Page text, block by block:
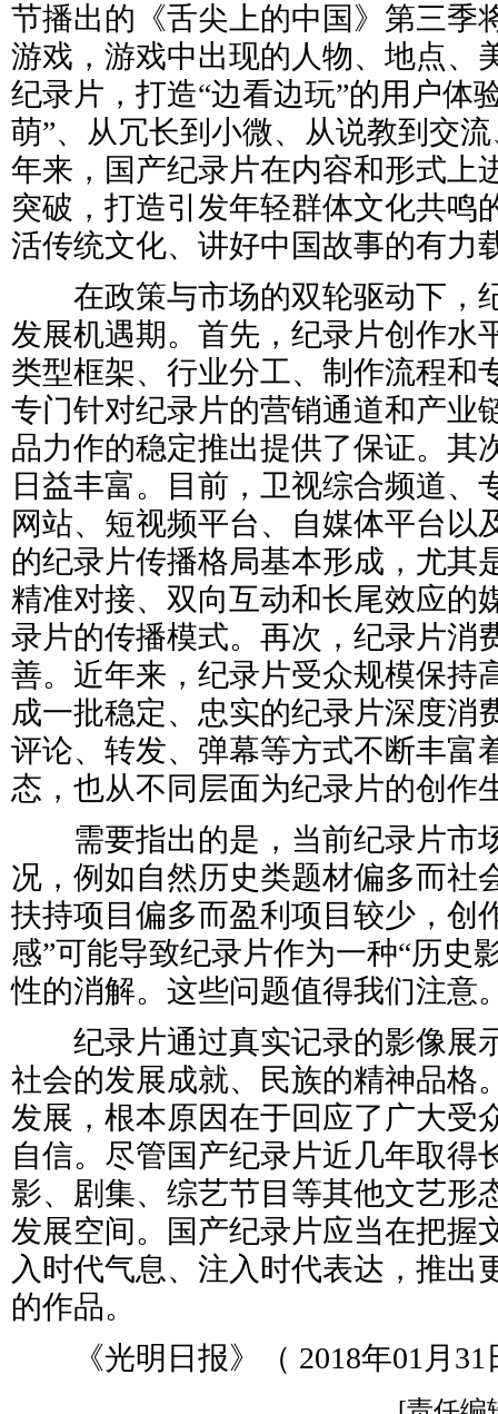
节播出的《舌尖上的中国》第三季
游戏，游戏中出现的人物、地点、
纪录片，打造“边看边玩”的用户体
萌”、从冗长到小微、从说教到交
年来，国产纪录片在内容和形式上
突破，打造引发年轻群体文化共鸣
活传统文化、讲好中国故事的有力
在政策与市场的双轮驱动下，
发展机遇期。首先，纪录片创作水
类型框架、行业分工、制作流程和
专门针对纪录片的营销通道和产业
品力作的稳定推出提供了保证。其
日益丰富。目前，卫视综合频道、
网站、短视频平台、自媒体平台以
的纪录片传播格局基本形成，尤其
精准对接、双向互动和长尾效应的
录片的传播模式。再次，纪录片消
善。近年来，纪录片受众规模保持
成一批稳定、忠实的纪录片深度消
评论、转发、弹幕等方式不断丰富
态，也从不同层面为纪录片的创作
需要指出的是，当前纪录片市
况，例如自然历史类题材偏多而社
扶持项目偏多而盈利项目较少，创
感”可能导致纪录片作为一种“历史
性的消解。这些问题值得我们注意
纪录片通过真实记录的影像展
社会的发展成就、民族的精神品格
发展，根本原因在于回应了广大受
自信。尽管国产纪录片近几年取得
影、剧集、综艺节目等其他文艺形
发展空间。国产纪录片应当在把握
入时代气息、注入时代表达，推出
的作品。
《光明日报》（ 2018年01月31